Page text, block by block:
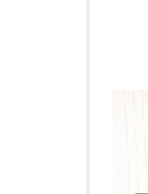
成年
成年